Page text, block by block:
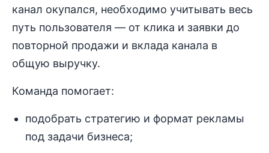
канал окупался, необходимо учитывать весь
путь пользователя — от клика и заявки до
повторной продажи и вклада канала в
общую выручку.
Команда помогает:
подобрать стратегию и формат рекламы
под задачи бизнеса;